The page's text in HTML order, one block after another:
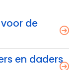
de
en daders